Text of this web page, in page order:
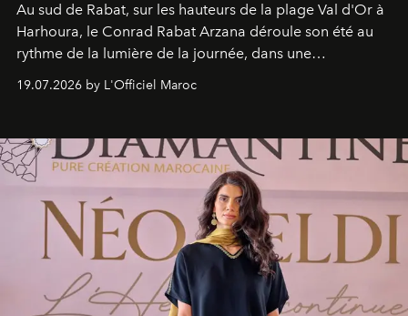
Au sud de Rabat, sur les hauteurs de la plage Val d'Or à
Harhoura, le Conrad Rabat Arzana déroule son été au
rythme de la lumière de la journée, dans une
programmation pensée comme une succession de
rendez-vous avec l’océan.
19.07.2026 by L'Officiel Maroc